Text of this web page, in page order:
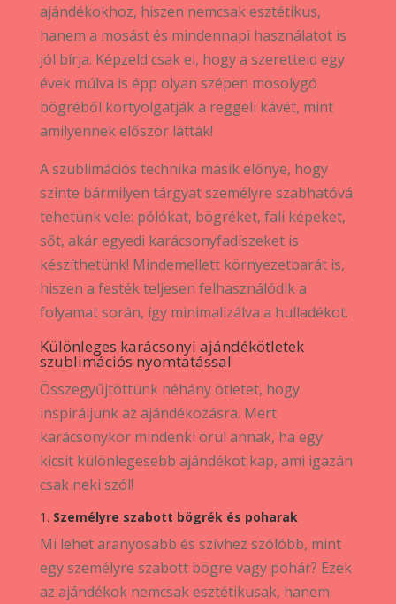
ajándékokhoz, hiszen nemcsak esztétikus,
hanem a mosást és mindennapi használatot is
jól bírja. Képzeld csak el, hogy a szeretteid egy
évek múlva is épp olyan szépen mosolygó
bögréből kortyolgatják a reggeli kávét, mint
amilyennek először látták!
A szublimációs technika másik előnye, hogy
szinte bármilyen tárgyat személyre szabhatóvá
tehetünk vele: pólókat, bögréket, fali képeket,
sőt, akár egyedi karácsonyfadíszeket is
készíthetünk! Mindemellett környezetbarát is,
hiszen a festék teljesen felhasználódik a
folyamat során, így minimalizálva a hulladékot.
Különleges karácsonyi ajándékötletek
szublimációs nyomtatással
Összegyűjtöttünk néhány ötletet, hogy
inspiráljunk az ajándékozásra. Mert
karácsonykor mindenki örül annak, ha egy
kicsit különlegesebb ajándékot kap, ami igazán
csak neki szól!
1. Személyre szabott bögrék és poharak
Mi lehet aranyosabb és szívhez szólóbb, mint
egy személyre szabott bögre vagy pohár? Ezek
az ajándékok nemcsak esztétikusak, hanem